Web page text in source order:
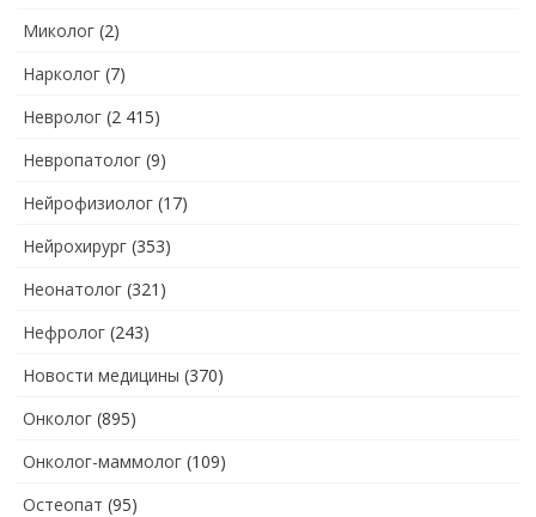
Миколог (2)
Нарколог (7)
Невролог (2 415)
Невропатолог (9)
Нейрофизиолог (17)
Нейрохирург (353)
Неонатолог (321)
Нефролог (243)
Новости медицины (370)
Онколог (895)
Онколог-маммолог (109)
Остеопат (95)